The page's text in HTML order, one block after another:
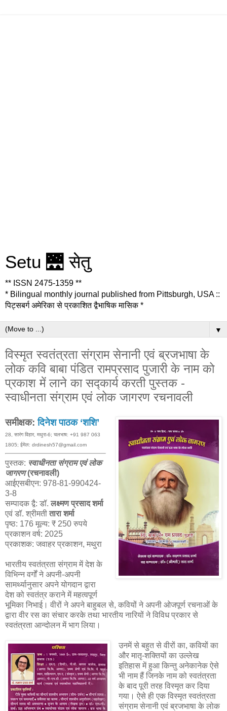
Setu 🌉 सेतु
** ISSN 2475-1359 **
* Bilingual monthly journal published from Pittsburgh, USA ::
पिट्सबर्ग अमेरिका से प्रकाशित द्वैभाषिक मासिक *
▼
विस्मृत स्वतंत्रता संग्राम सेनानी एवं ब्रजभाषा के
लोक कवि बाबा पंडित रामप्रसाद पुजारी के नाम को
प्रकाश में लाने का सद्कार्य करती पुस्तक -
स्वाधीनता संग्राम एवं लोक जागरण रचनावली
समीक्षक:दिनेश पाठक ‘शशि’
28, सारंग विहार, मथुरा-6; चलभाष: +91 987 063
1805; ईमेल: drdinesh57@gmail.com
पुस्तक: स्वाधीनता संग्राम एवं लोक
जागरण(रचनावली)
आईएसबीएन: 978-81-990424-
3-8
सम्पादक द्वै: डॉ.लक्ष्मण प्रसाद शर्मा
एवं डॉ. श्रीमतीतारा शर्मा
पृष्ठ: 176 मूल्य: ₹ 250 रुपये
प्रकाशन वर्ष: 2025
प्रकाशक: जवाहर प्रकाशन, मथुरा
भारतीय स्वतंत्रता संग्राम में देश के
विभिन्न वर्गों ने अपनी-अपनी
सामर्थ्यानुसार अपने योगदान द्वारा
देश को स्वतंत्र कराने में महत्वपूर्ण
भूमिका निभाई। वीरों ने अपने बाहुबल से, कवियों ने अपनी ओजपूर्ण रचनाओं के
द्वारा वीर रस का संचार करके तथा भारतीय नारियों ने विविध प्रकार से
स्वतंत्रता आन्दोलन में भाग लिया।
उनमें से बहुत से वीरों का, कवियों का
और मातृ-शक्तियों का उल्लेख
इतिहास में हुआ किन्तु अनेकानेक ऐसे
भी नाम हैं जिनके नाम को स्वतंत्रता
के बाद पूरी तरह विस्मृत कर दिया
गया। ऐसे ही एक विस्मृत स्वतंत्रता
संग्राम सेनानी एवं ब्रजभाषा के लोक